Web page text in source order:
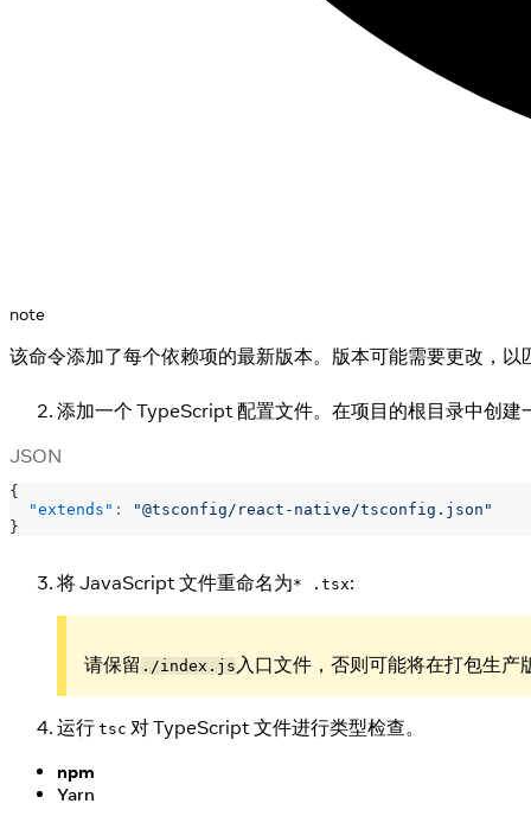
note
该命令添加了每个依赖项的最新版本。版本可能需要更改，
添加一个 TypeScript 配置文件。在项目的根目录中创建
JSON
{
"extends" :
"@tsconfig/react-native/tsconfig.json"
}
将 JavaScript 文件重命名为* .tsx:
请保留 ./index.js 入口文件，否则可能将在打包生产
运行 tsc 对 TypeScript 文件进行类型检查。
npm
Yarn